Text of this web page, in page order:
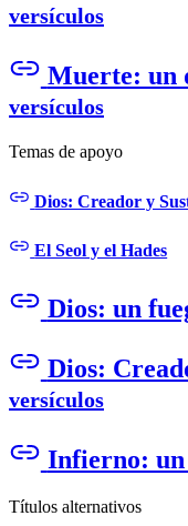
versículos
Muerte: un
versículos
Temas de apoyo
Dios: Creador y
El Seol y el Hades
Dios: un
Dios:
versículos
Infierno: un
Títulos alternativos